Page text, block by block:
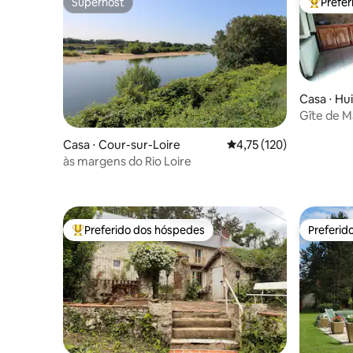
Superhost
Casa ⋅ Cour-sur-Loire 4,75 de uma avaliação
4,75 (120)
às margens do Rio Loire
Entre
Casa ⋅
Gîte de
Entre os melhores preferidos dos hóspedes
Preferido dos hóspedes